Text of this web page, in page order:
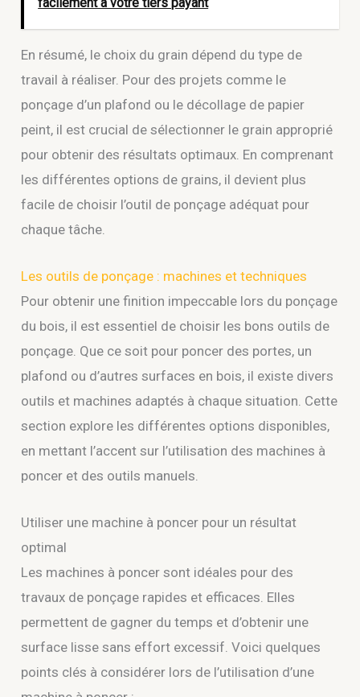
En résumé, le choix du grain dépend du type de
travail à réaliser. Pour des projets comme le
ponçage d’un plafond ou le décollage de papier
peint, il est crucial de sélectionner le grain approprié
pour obtenir des résultats optimaux. En comprenant
les différentes options de grains, il devient plus
facile de choisir l’outil de ponçage adéquat pour
chaque tâche.
Les outils de ponçage : machines et techniques
Pour obtenir une finition impeccable lors du ponçage
du bois, il est essentiel de choisir les bons outils de
ponçage. Que ce soit pour poncer des portes, un
plafond ou d’autres surfaces en bois, il existe divers
outils et machines adaptés à chaque situation. Cette
section explore les différentes options disponibles,
en mettant l’accent sur l’utilisation des machines à
poncer et des outils manuels.
Utiliser une machine à poncer pour un résultat
optimal
Les machines à poncer sont idéales pour des
travaux de ponçage rapides et efficaces. Elles
permettent de gagner du temps et d’obtenir une
surface lisse sans effort excessif. Voici quelques
points clés à considérer lors de l’utilisation d’une